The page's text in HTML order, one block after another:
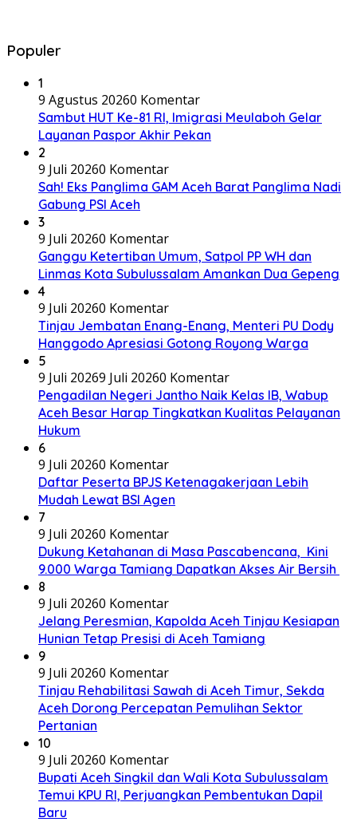
Populer
1
9 Agustus 20260 Komentar
Sambut HUT Ke-81 RI, Imigrasi Meulaboh Gelar
Layanan Paspor Akhir Pekan
2
9 Juli 20260 Komentar
Sah! Eks Panglima GAM Aceh Barat Panglima Nadi
Gabung PSI Aceh
3
9 Juli 20260 Komentar
Ganggu Ketertiban Umum, Satpol PP WH dan
Linmas Kota Subulussalam Amankan Dua Gepeng
4
9 Juli 20260 Komentar
Tinjau Jembatan Enang-Enang, Menteri PU Dody
Hanggodo Apresiasi Gotong Royong Warga
5
9 Juli 20269 Juli 20260 Komentar
Pengadilan Negeri Jantho Naik Kelas IB, Wabup
Aceh Besar Harap Tingkatkan Kualitas Pelayanan
Hukum
6
9 Juli 20260 Komentar
Daftar Peserta BPJS Ketenagakerjaan Lebih
Mudah Lewat BSI Agen
7
9 Juli 20260 Komentar
Dukung Ketahanan di Masa Pascabencana, Kini
9.000 Warga Tamiang Dapatkan Akses Air Bersih
8
9 Juli 20260 Komentar
Jelang Peresmian, Kapolda Aceh Tinjau Kesiapan
Hunian Tetap Presisi di Aceh Tamiang
9
9 Juli 20260 Komentar
Tinjau Rehabilitasi Sawah di Aceh Timur, Sekda
Aceh Dorong Percepatan Pemulihan Sektor
Pertanian
10
9 Juli 20260 Komentar
Bupati Aceh Singkil dan Wali Kota Subulussalam
Temui KPU RI, Perjuangkan Pembentukan Dapil
Baru